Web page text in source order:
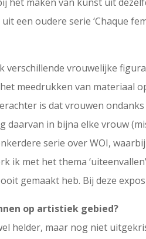
een oudere serie ‘Chaque
verschillende vrouwelijke
meedrukken van materiaal
is dat vrouwen
daarvan in bijna elke vrouw
serie over WOI,
ik met het thema
gemaakt heb. Bij deze
op artistiek gebied?
helder, maar nog niet